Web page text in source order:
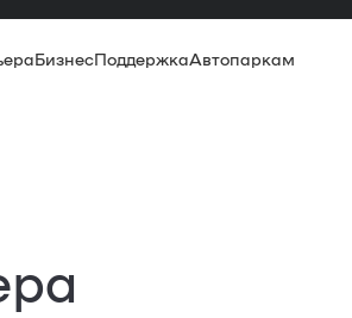
БизнесПоддержкаАвтопаркам